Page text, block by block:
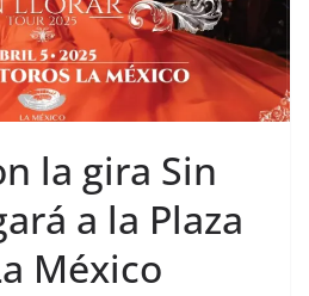
la gira Sin
a la Plaza
México